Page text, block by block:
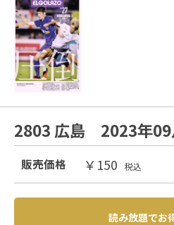
2803 広島 2023年09
販売価格 ￥150 税込
読み放題でお